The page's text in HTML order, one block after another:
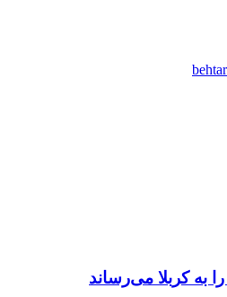
به کربلا می‌رساند